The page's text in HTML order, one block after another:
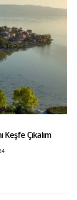
Keşfe Çıkalım